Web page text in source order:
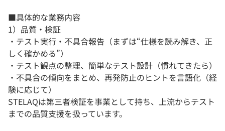
■具体的な業務内容
1）品質・検証
・テスト実行・不具合報告（まずは“仕様を読み解き、正
しく確かめる”）
・テスト観点の整理、簡単なテスト設計（慣れてきたら）
・不具合の傾向をまとめ、再発防止のヒントを言語化（経
験に応じて）
STELAQは第三者検証を事業として持ち、上流からテスト
までの品質支援を扱っています。